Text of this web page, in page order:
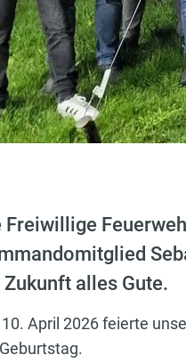
Freiwillige
Zukunft alles Gute.
April 2026 feierte